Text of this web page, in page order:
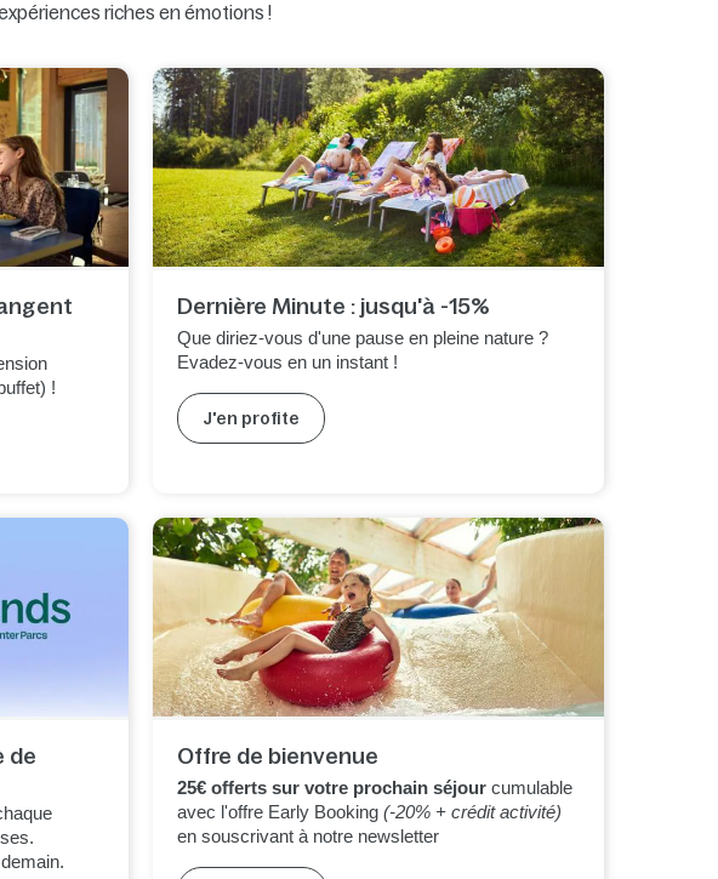
riches en émotions !
!
Dernière Minute : jusqu'à -15%
Que diriez-vous d'une pause en pleine nature ?
Evadez-vous en un instant !
J'en profite
de
Offre de bienvenue
25€ offerts sur votre prochain séjourcumulable
avec l'offre Early Booking(-20% + crédit activité)
en souscrivant à notre newsletter